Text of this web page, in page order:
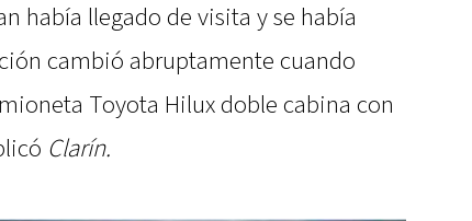
había llegado de visita y se había
cambió abruptamente cuando
Toyota Hilux doble cabina con
Clarín.